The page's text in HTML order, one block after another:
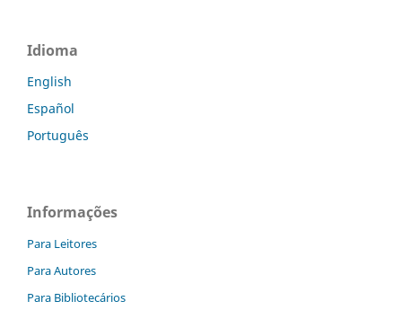
Idioma
English
Español
Português
Informações
Para Leitores
Para Autores
Para Bibliotecários